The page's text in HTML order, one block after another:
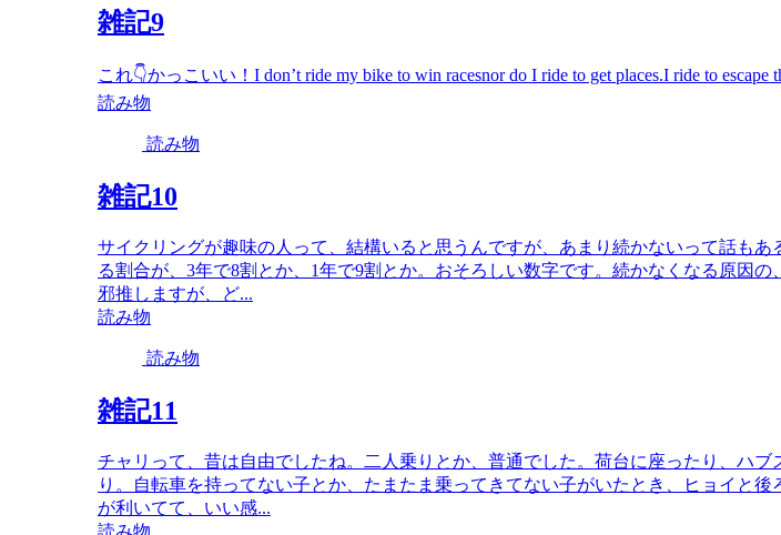
雑記9
これ👇かっこいい！I don’t ride my bike to win racesnor do I ride to get places.I ride to escape
読み物
読み物
雑記10
サイクリングが趣味の人って、結構いると思うんですが、あまり続かないって話も
る割合が、3年で8割とか、1年で9割とか。おそろしい数字です。続かなくなる原因
邪推しますが、ど...
読み物
読み物
雑記11
チャリって、昔は自由でしたね。二人乗りとか、普通でした。荷台に座ったり、ハブ
り。自転車を持ってない子とか、たまたま乗ってきてない子がいたとき、ヒョイと
が利いてて、いい感...
読み物